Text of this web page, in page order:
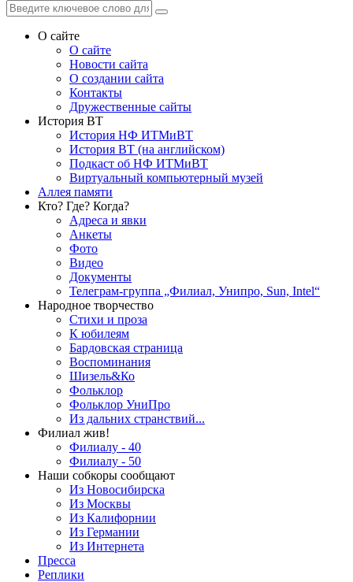
О сайте
О сайте
Новости сайта
О создании сайта
Контакты
Дружественные сайты
История ВТ
История НФ ИТМиВТ
История ВТ (на английском)
Подкаст об НФ ИТМиВТ
Виртуальный компьютерный музей
Аллея памяти
Кто? Где? Когда?
Адреса и явки
Анкеты
Фото
Видео
Документы
Телеграм-группа „Филиал, Унипро, Sun, Intel“
Народное творчество
Стихи и проза
К юбилеям
Бардовская страница
Воспоминания
Шизель&Ко
Фольклор
Фольклор УниПро
Из дальних странствий...
Филиал жив!
Филиалу - 40
Филиалу - 50
Наши собкоры сообщают
Из Новосибирска
Из Москвы
Из Калифорнии
Из Германии
Из Интернета
Пресса
Реплики